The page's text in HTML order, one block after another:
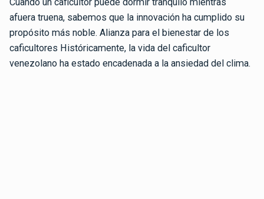
afuera truena, sabemos que la innovación ha cumplido su
propósito más noble. Alianza para el bienestar de los
caficultores Históricamente, la vida del caficultor
venezolano ha estado encadenada a la ansiedad del clima.